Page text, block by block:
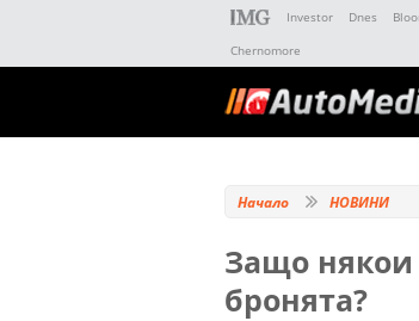
Investor Dnes
Chernomore
Начало НОВИНИ
Защо някои
бронята?